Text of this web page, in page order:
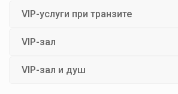
VIP-услуги при транзите
VIP-зал
VIP-зал и душ